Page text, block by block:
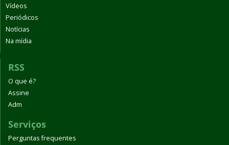
Vídeos
Periódicos
Notícias
Na mídia
RSS
O que é?
Assine
Adm
Serviços
Perguntas frequentes